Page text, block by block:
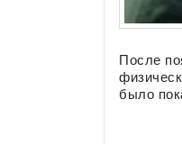
После
было